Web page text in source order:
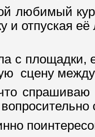
и отпуская
с площадки,
сцену
спрашиваю